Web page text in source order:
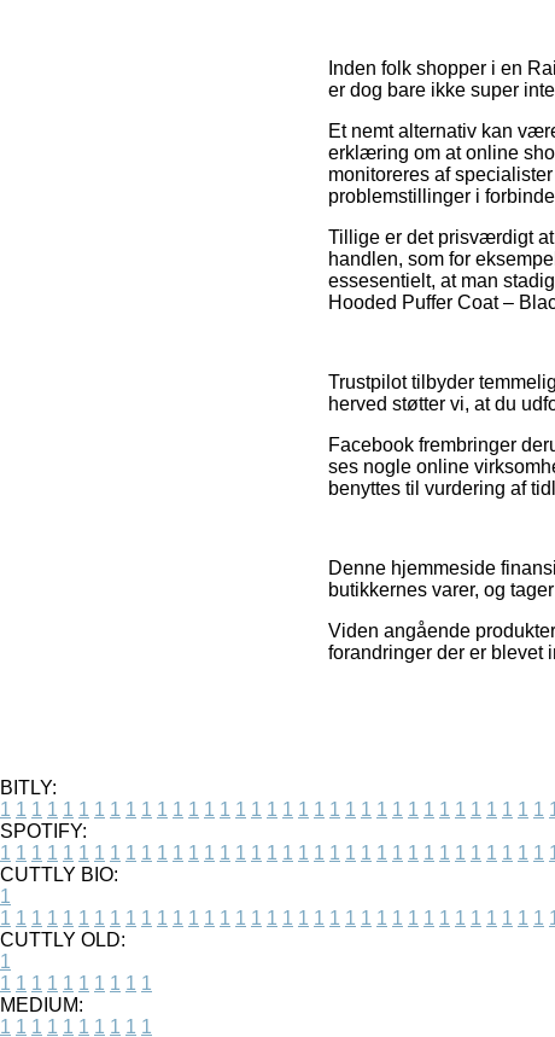
Inden folk shopper i en
er dog bare ikke super
Et nemt alternativ kan
erklæring om at online
monitoreres af
problemstillinger i
Tillige er det prisværdigt
handlen, som for
essesentielt, at man
Hooded Puffer Coat –
Trustpilot tilbyder
herved støtter vi, at du
Facebook frembringer
ses nogle online
benyttes til vurdering af
Denne hjemmeside
butikkernes varer, og
Viden angående
forandringer der er blevet
BITLY:
1 1 1 1 1 1 1 1 1 1 1 1 1 1 1 1 1 1 1 1 1 1 1 1 1 1 1 1 1 1 1 1 1 1 1
SPOTIFY:
1 1 1 1 1 1 1 1 1 1 1 1 1 1 1 1 1 1 1 1 1 1 1 1 1 1 1 1 1 1 1 1 1 1 1
CUTTLY BIO:
1
1 1 1 1 1 1 1 1 1 1 1 1 1 1 1 1 1 1 1 1 1 1 1 1 1 1 1 1 1 1 1 1 1 1 1
CUTTLY OLD:
1
1 1 1 1 1 1 1 1 1 1
MEDIUM:
1 1 1 1 1 1 1 1 1 1